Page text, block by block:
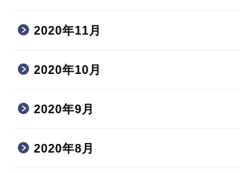
2020年11月
2020年10月
2020年9月
2020年8月